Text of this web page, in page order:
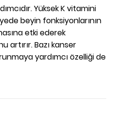
Yüksek K vitamini
beyin fonksiyonlarının
etki ederek
artırır. Bazı kanser
yardımcı özelliği de